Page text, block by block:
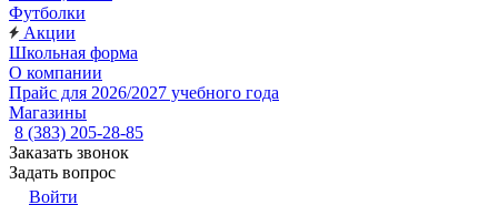
Футболки
Акции
Школьная форма
О компании
Прайс для 2026/2027 учебного года
Магазины
8 (383) 205-28-85
Заказать звонок
Задать вопрос
Войти